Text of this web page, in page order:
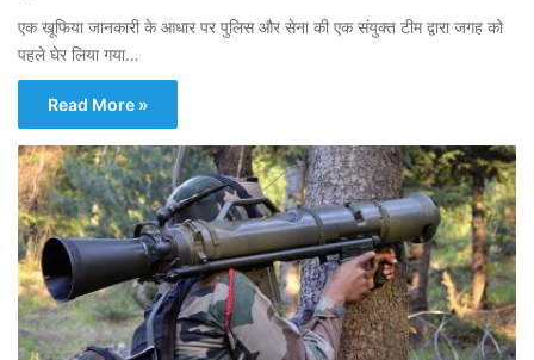
एक खूफिया जानकारी के आधार पर पुलिस और सेना की एक संयुक्त टीम द्वारा जगह को
पहले घेर लिया गया…
Read More »